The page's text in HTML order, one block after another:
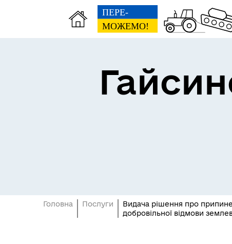
Головна Послуги
Видача рішення про
добровільної відмови